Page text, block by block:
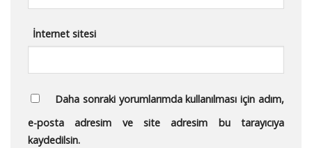
İnternet sitesi
Daha sonraki yorumlarımda kullanılması için adım,
e-posta adresim ve site adresim bu tarayıcıya
kaydedilsin.